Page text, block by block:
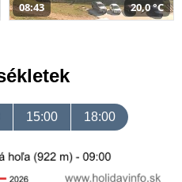
08:43 20,0 °C
15:00 18:00